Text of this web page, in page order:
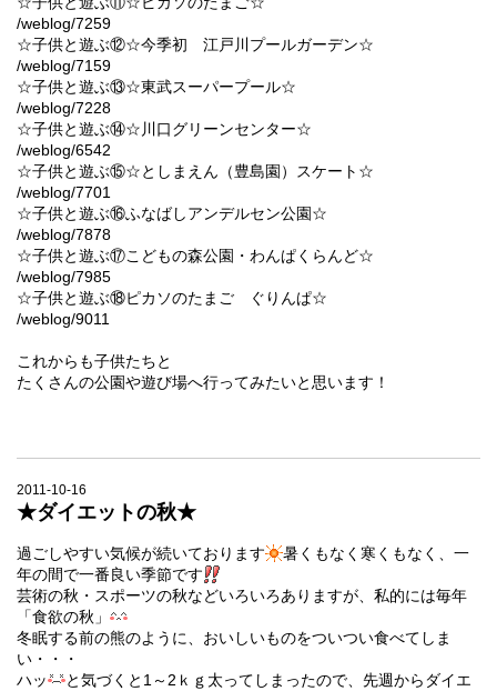
/weblog/7259
☆子供と遊ぶ⑫☆今季初 江戸川プールガーデン☆
/weblog/7159
☆子供と遊ぶ⑬☆東武スーパープール☆
/weblog/7228
☆子供と遊ぶ⑭☆川口グリーンセンター☆
/weblog/6542
☆子供と遊ぶ⑮☆としまえん（豊島園）スケート☆
/weblog/7701
☆子供と遊ぶ⑯ふなばしアンデルセン公園☆
/weblog/7878
☆子供と遊ぶ⑰こどもの森公園・わんぱくらんど☆
/weblog/7985
☆子供と遊ぶ⑱ピカソのたまご ぐりんぱ☆
/weblog/9011
これからも子供たちと
たくさんの公園や遊び場へ行ってみたいと思います！
2011-10-16
★ダイエットの秋★
過ごしやすい気候が続いております
暑くもなく寒くもなく、一
年の間で一番良い季節です
芸術の秋・スポーツの秋などいろいろありますが、私的には毎年
「食欲の秋」
冬眠する前の熊のように、おいしいものをついつい食べてしま
い・・・
ハッ
と気づくと1～2ｋｇ太ってしまったので、先週からダイエ